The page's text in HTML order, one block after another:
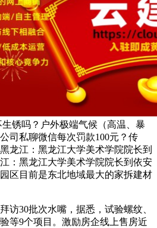
锈吗？户外极端气候（高温、暴
司私聊微信每次罚款100元？传
龙江：黑龙江大学美术学院院长到
：黑龙江大学美术学院院长到依安
区目前是东北地域最大的家拆建材
30批次水嘴，据悉，试验螺纹、
等9个项目。激励房企线上售房近